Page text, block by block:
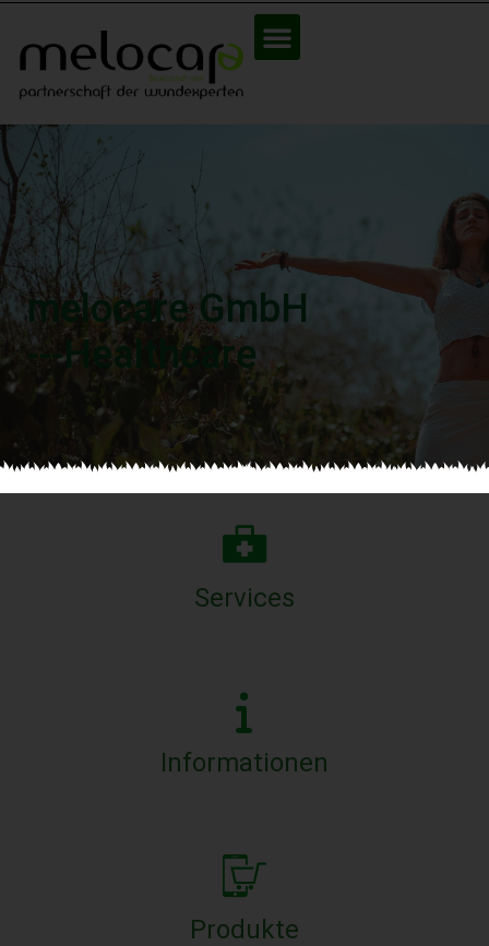
melocare GmbH
---Healthcare
Services
Informationen
Produkte